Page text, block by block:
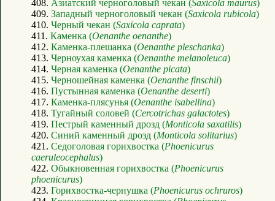
408. Азиатский черноголовый чекан (Saxicola maurus)
409. Западный черноголовый чекан (Saxicola rubicola)
410. Черный чекан (Saxicola caprata)
411. Каменка (Oenanthe oenanthe)
412. Каменка-плешанка (Oenanthe pleschanka)
413. Черноухая каменка (Oenanthe melanoleuca)
414. Черная каменка (Oenanthe picata)
415. Черношейная каменка (Oenanthe finschii)
416. Пустынная каменка (Oenanthe deserti)
417. Каменка-плясунья (Oenanthe isabellina)
418. Тугайный соловей (Cercotrichas galactotes)
419. Пестрый каменный дрозд (Monticola saxatilis)
420. Синий каменный дрозд (Monticola solitarius)
421. Седоголовая горихвостка (Phoenicurus
caeruleocephalus)
422. Обыкновенная горихвостка (Phoenicurus
phoenicurus)
423. Горихвостка-чернушка (Phoenicurus ochruros)